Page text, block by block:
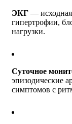
ЭКГ —
гипертрофии,
нагрузки.
Суточное
эпизодические
симптомов с